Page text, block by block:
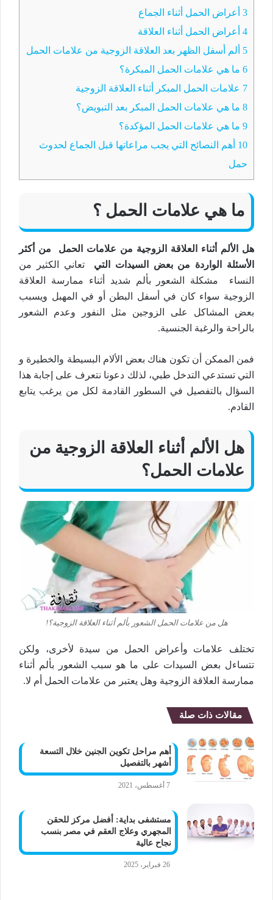
3 أعراض الحمل أثناء الجماع
4 أعراض الحمل أثناء العلاقة
5 ألم أسفل الظهر بعد العلاقة الزوجية من علامات الحمل
6 ما هي علامات الحمل المبكرة؟
7 علامات الحمل المبكر أثناء العلاقة الزوجية
8 ما هي علامات الحمل المبكر بعد التبويض؟
9 ما هي علامات الحمل المؤكدة؟
10 أهم النصائح التي يجب مراعاتها قبل الجماع لحدوث
حمل
ما هي علامات الحمل ؟
هل الألم أثناء العلاقة الزوجية من علامات الحمل من أكثر
الأسئلة الواردة من بعض السيدات التيتعاني الكثير من
النساء مشكلة الشعور بألم شديد أثناء ممارسة العلاقة
الزوجية سواء كان في أسفل البطن أو في المهبل ويسبب
بعض المشاكل على الزوجين مثل النفور وعدم الشعور
بالراحة والرغبة الجنسية.
فمن الممكن أن تكون هناك بعض الألام البسيطة والخطيرة و
التي تستدعي التدخل طبي، لذلك دعونا نتعرف على إجابة هذا
السؤال بالتفصيل في السطور القادمة لكل من يرغب يتابع
القادم.
هل الألم أثناء العلاقة الزوجية من
علامات الحمل؟
هل من علامات الحمل الشعور بألم أثناء العلاقة الزوجية؟!
تختلف علامات وأعراض الحمل من سيدة لأخرى، ولكن
تتساءل بعض السيدات على ما هو سبب الشعور بألم أثناء
ممارسة العلاقة الزوجية وهل يعتبر من علامات الحمل أم لا.
مقالات ذات صلة
أهم مراحل تكوين الجنين خلال التسعة
أشهر بالتفصيل
7 أغسطس، 2021
مستشفى بداية: أفضل مركز للحقن
المجهري وعلاج العقم في مصر بنسب
نجاح عالية
26 فبراير، 2025